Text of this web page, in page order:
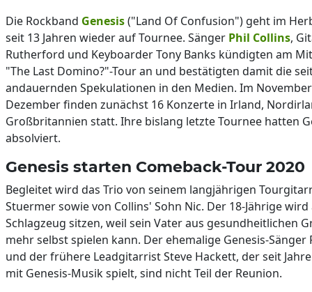
Die Rockband Genesis("Land Of Confusion") geht im
seit 13 Jahren wieder auf Tournee. Sänger Phil Collins,
Rutherford und Keyboarder Tony Banks kündigten am
"The Last Domino?"-Tour an und bestätigten damit die
andauernden Spekulationen in den Medien. Im
Dezember finden zunächst 16 Konzerte in Irland,
Großbritannien statt. Ihre bislang letzte Tournee hatten
absolviert.
Genesis starten Comeback-Tour 2020
Begleitet wird das Trio von seinem langjährigen
Stuermer sowie von Collins' Sohn Nic. Der 18-Jährige wird
Schlagzeug sitzen, weil sein Vater aus gesundheitlichen
mehr selbst spielen kann. Der ehemalige Genesis-Sänger
und der frühere Leadgitarrist Steve Hackett, der seit
mit Genesis-Musik spielt, sind nicht Teil der Reunion.